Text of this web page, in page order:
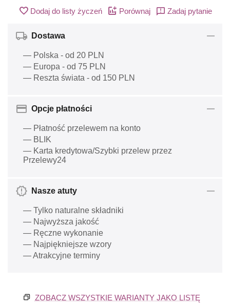
Dodaj do listy życzeń Porównaj Zadaj pytanie
Dostawa
— Polska - od 20 PLN
— Europa - od 75 PLN
— Reszta świata - od 150 PLN
Opcje płatności
— Płatność przelewem na konto
— BLIK
— Karta kredytowa/Szybki przelew przez
Przelewy24
Nasze atuty
— Tylko naturalne składniki
— Najwyższa jakość
— Ręczne wykonanie
— Najpiękniejsze wzory
— Atrakcyjne terminy
ZOBACZ WSZYSTKIE WARIANTY JAKO LISTĘ